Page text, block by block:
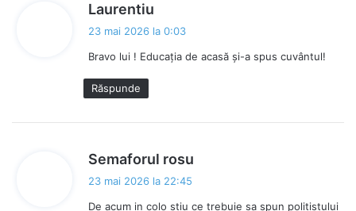
Laurentiu
n
23 mai 2026 la 0:03
Bravo lui ! Educația de acasă și-a spus cuvântul!
Răspunde
Semaforul rosu
23 mai 2026 la 22:45
De acum in colo stiu ce trebuie sa spun politistului